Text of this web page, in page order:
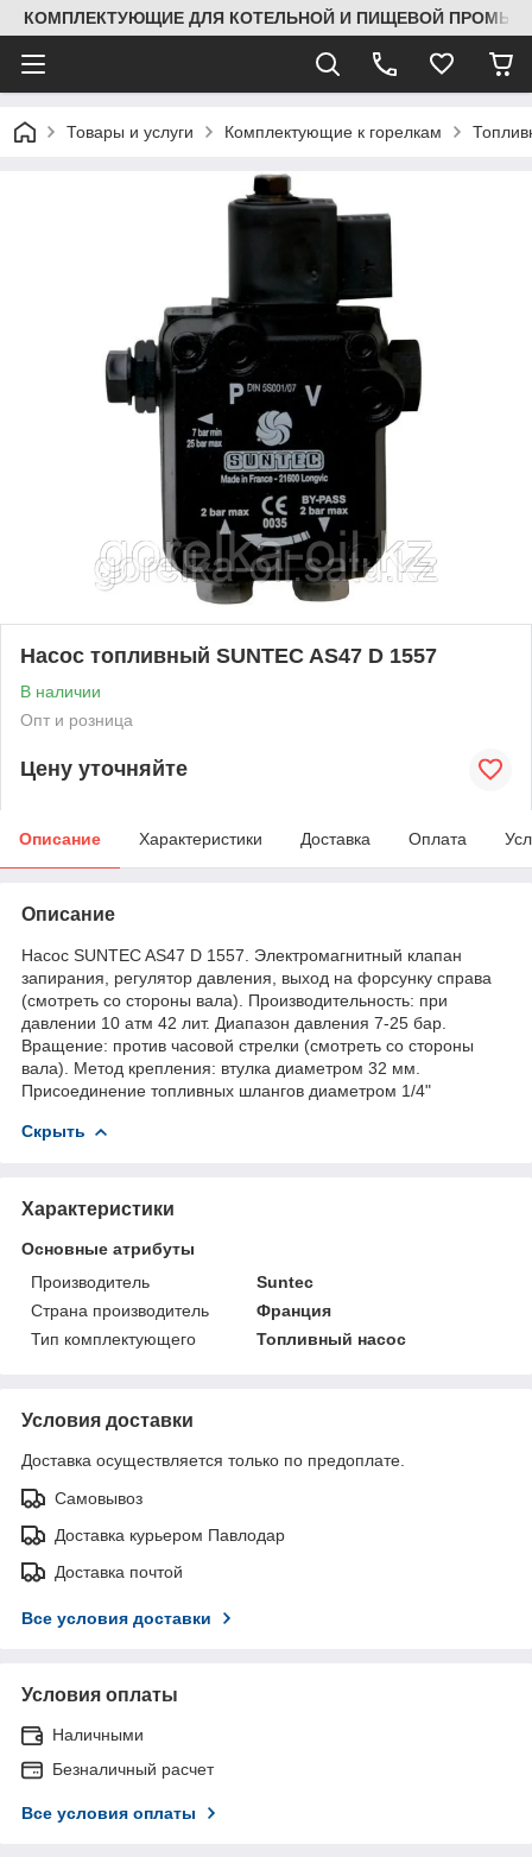
КОМПЛЕКТУЮЩИЕ ДЛЯ КОТЕЛЬНОЙ И ПИЩЕВОЙ
Товары и услуги Комплектующие к горелкам
Насос топливный SUNTEC AS47 D 1557
В наличии
Опт и розница
Цену уточняйте
Описание Характеристики Доставка Оплата
Описание
Насос SUNTEC AS47 D 1557. Электромагнитный клапан
запирания, регулятор давления, выход на форсунку справа
(смотреть со стороны вала). Производительность: при
давлении 10 атм 42 лит. Диапазон давления 7-25 бар.
Вращение: против часовой стрелки (смотреть со стороны
вала). Метод крепления: втулка диаметром 32 мм.
Присоединение топливных шлангов диаметром 1/4"
Скрыть
Характеристики
Основные атрибуты
Производитель
Suntec
Страна производитель
Франция
Тип комплектующего
Топливный насос
Условия доставки
Доставка осуществляется только по предоплате.
Самовывоз
Доставка курьером Павлодар
Доставка почтой
Все условия доставки
Условия оплаты
Наличными
Безналичный расчет
Все условия оплаты